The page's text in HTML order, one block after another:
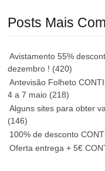
Posts Mais
Avistamento 55%
dezembro ! (420)
Antevisão Folheto
4 a 7 maio (218)
Alguns sites para obter
(146)
100% de desconto
Oferta entrega + 5€